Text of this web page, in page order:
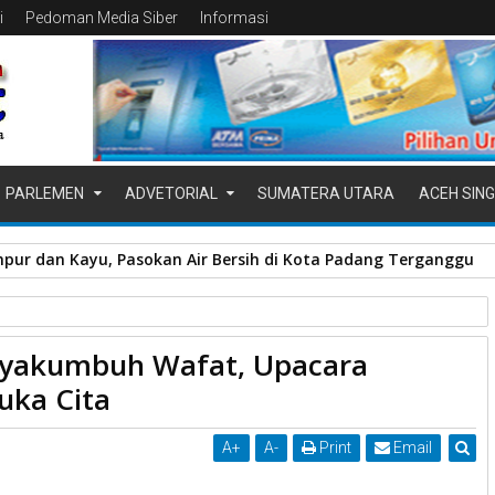
Pedoman Media Siber Informasi
PARLEMEN ADVETORIAL SUMATERA UTARA ACEH
dan Kayu, Pasokan Air Bersih di Kota Padang Terganggu
Payakumbuh
Upacara Pelepasan Diselimuti Duka Cita
Diselimuti Duka CitaWafat, Upacara
Cita
A+ A- Print Email